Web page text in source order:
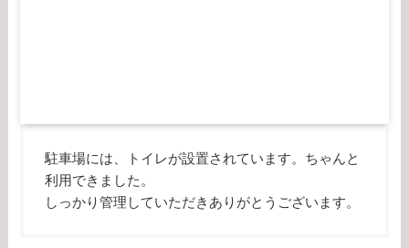
駐車場には、トイレが設置されています。ちゃんと
利用できました。
しっかり管理していただきありがとうございます。